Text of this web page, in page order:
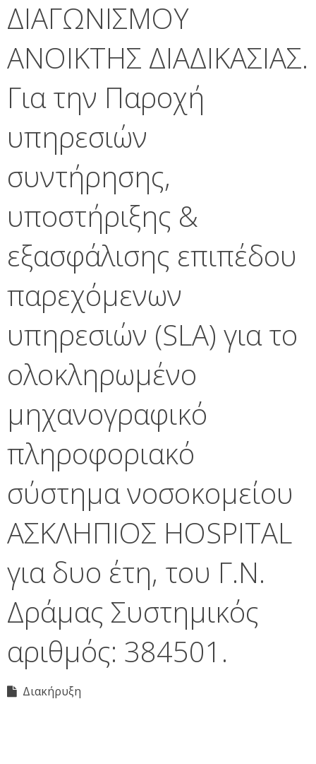
ΔΙΑΓΩΝΙΣΜΟΥ
ΑΝΟΙΚΤΗΣ ΔΙΑΔΙΚΑΣΙΑΣ.
Για την Παροχή
υπηρεσιών
συντήρησης,
υποστήριξης &
εξασφάλισης επιπέδου
παρεχόμενων
υπηρεσιών (SLA) για το
ολοκληρωμένο
μηχανογραφικό
πληροφοριακό
σύστημα νοσοκομείου
ΑΣΚΛΗΠΙΟΣ HOSPITAL
για δυο έτη, του Γ.Ν.
Δράμας Συστημικός
αριθμός: 384501.
Διακήρυξη